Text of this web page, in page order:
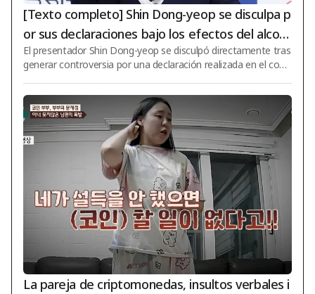
[Texto completo] Shin Dong-yeop se disculpa p
or sus declaraciones bajo los efectos del alcoh
ol en Daehak-ro: «Comentarios y acciones insuf
icientes, inclinados hacia el chiste»
El presentador Shin Dong-yeop se disculpó directamente tras
generar controversia por una declaración realizada en el cont
a través de un comunicado oficial el día 6: «Me inclino profun
damente y me disculpo sinceramente con todas las personas
que se sintieron heridas y decepcionadas por mis acciones y
palabras imprudentes durante la transmisión reciente de «Jja
nhan-hyeong»». Destacó su aprecio y respeto hacia Daehak-
ro. Shin Dong-yeop decla
La pareja de criptomonedas, insultos verbales i